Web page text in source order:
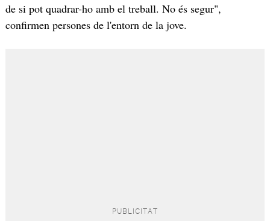
de si pot quadrar-ho amb el treball. No és segur",
confirmen persones de l'entorn de la jove.